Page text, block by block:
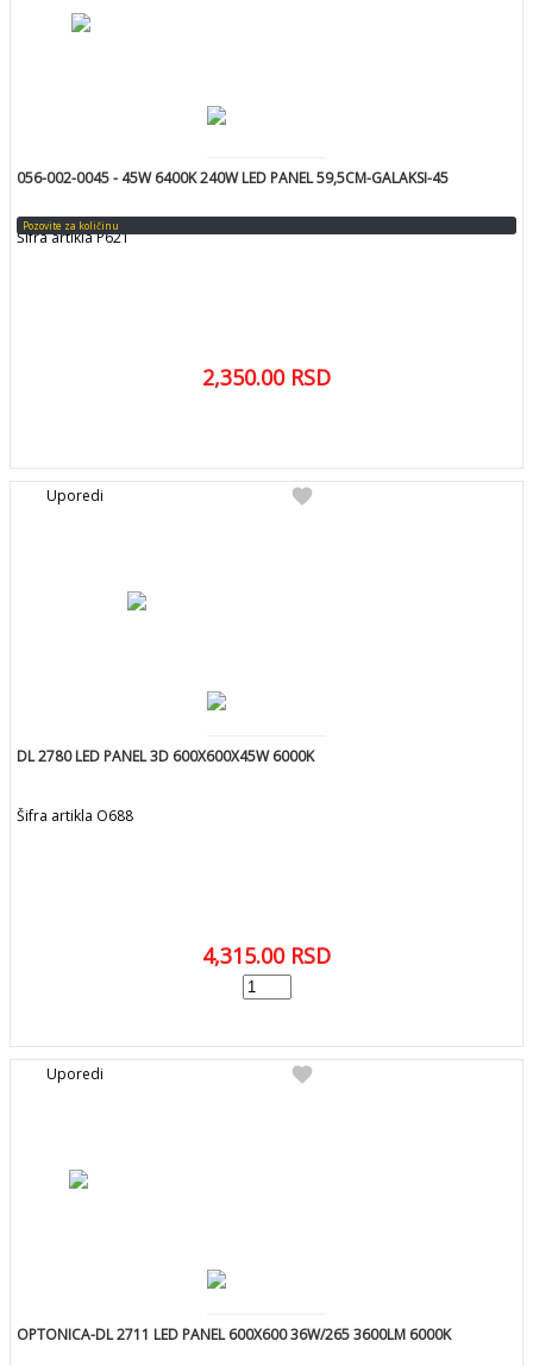
056-002-0045 - 45W 6400K 240W LED PANEL 59,5CM-GALAKSI-45
Šifra artikla P621
Pozovite za količinu
2,350.00 RSD
favorite
Uporedi
DL 2780 LED PANEL 3D 600X600X45W 6000K
Šifra artikla O688
4,315.00 RSD
favorite
Uporedi
OPTONICA-DL 2711 LED PANEL 600X600 36W/265 3600LM 6000K